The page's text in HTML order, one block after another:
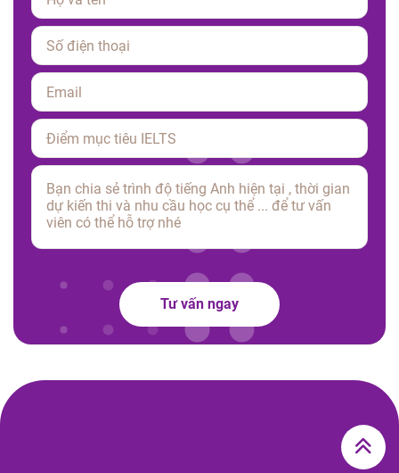
Please leave this field empty.
Tư vấn ngay